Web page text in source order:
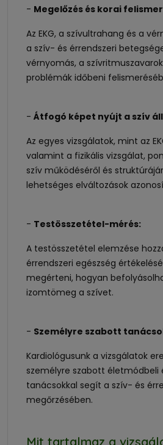
- Megelőzés és korai
Az EKG, a szívultrahang és a
a szív- és érrendszeri
vérnyomás, a
problémák időbeni
- Átfogó képet nyújt a szív
Az egyes vizsgálatok, mint az
valamint a fizikális vizsgálat,
szív működéséről és
lehetséges elváltozások
- Testösszetétel-mérés:
A testösszetétel elemzése
érrendszeri egészség
megérteni, hogyan
izomtömeg a szívet.
- Személyre szabott
Kardiológusunk a vizsgálatok
személyre szabott életmódbeli
tanácsokkal segít a szív- és
megőrzésében.
Mit tartalmaz a